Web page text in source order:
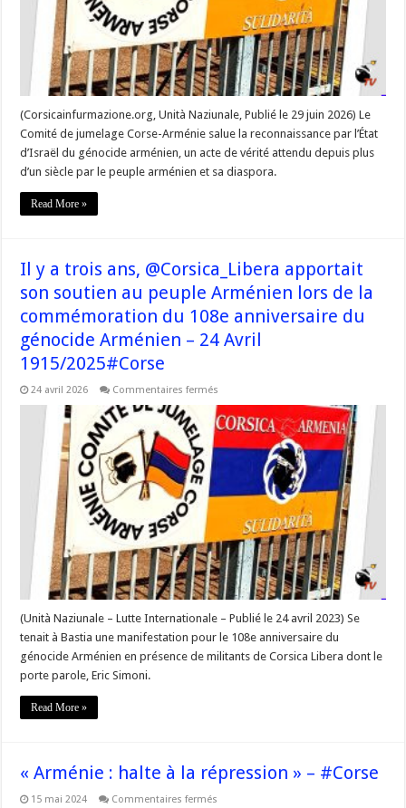
Comité
de
jumelage
Corse-
Arménie »
(Corsicainfurmazione.org, Unità Naziunale, Publié le 29 juin 2026) Le
Comité de jumelage Corse-Arménie salue la reconnaissance par l’État
d’Israël du génocide arménien, un acte de vérité attendu depuis plus
d’un siècle par le peuple arménien et sa diaspora.
Read More »
Il y a trois ans, @Corsica_Libera apportait
son soutien au peuple Arménien lors de la
commémoration du 108e anniversaire du
génocide Arménien – 24 Avril
1915/2025#Corse
24 avril 2026 Commentaires fermés
y
a
trois
ans,
@Corsica_Libera
soutien
peuple
Arménien
lors
de
la
commémoration
du
108e
anniversaire
du
génocide
–
(Unità Naziunale – Lutte Internationale – Publié le 24 avril 2023) Se
tenait à Bastia une manifestation pour le 108e anniversaire du
génocide Arménien en présence de militants de Corsica Libera dont le
porte parole, Eric Simoni.
Read More »
« Arménie : halte à la répression » – #Corse
15 mai 2024 Commentaires fermés